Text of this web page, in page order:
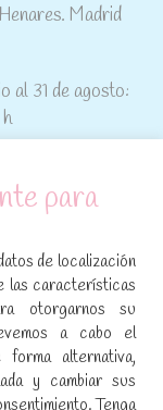
Madrid
al 31 de agosto:
para
de localización
las características
otorgarnos su
a cabo el
forma alternativa,
y cambiar sus
Tenga